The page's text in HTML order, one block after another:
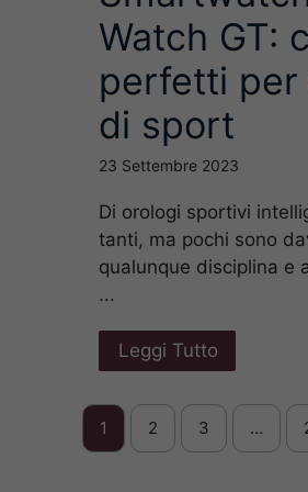
Watch GT:
perfetti per
di sport
23 Settembre 2023
Di orologi sportivi
tanti, ma pochi sono
qualunque disciplina e
...
Leggi Tutto
1 2 3 …